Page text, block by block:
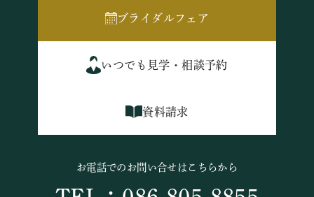
ブライダルフェア
いつでも見学・相談予約
資料請求
お電話でのお問い合せはこちらから